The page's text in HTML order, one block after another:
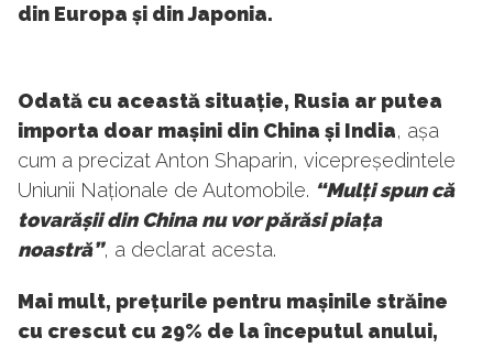
din Europa și din Japonia.
Odată cu această situație, Rusia ar putea
importa doar mașini din China și India, așa
cum a precizat Anton Shaparin, vicepreședintele
Uniunii Naționale de Automobile. “Mulți spun că
tovarășii din China nu vor părăsi piața
noastră”, a declarat acesta.
Mai mult, prețurile pentru mașinile străine
cu crescut cu 29% de la începutul anului,